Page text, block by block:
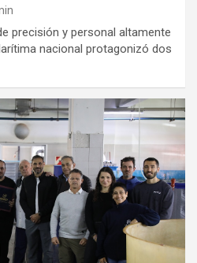
precisión y personal altamente
nacional protagonizó dos